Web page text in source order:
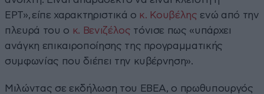
ΕΡΤ», είπε χαρακτηριστικά ο κ. Κουβέλης ενώ από την
πλευρά του ο κ. Βενιζέλος τόνισε πως «υπάρχει
ανάγκη επικαιροποίησης της προγραμματικής
συμφωνίας που διέπει την κυβέρνηση».
Μιλώντας σε εκδήλωση του ΕΒΕΑ, ο πρωθυπουργός